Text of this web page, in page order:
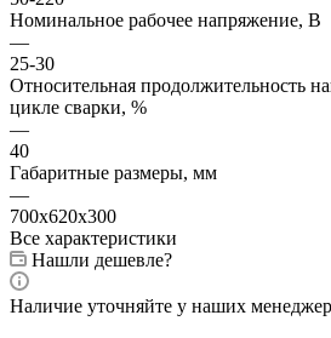
Номинальное рабочее напряжение, В
—
25-30
Относительная продолжительность
цикле сварки, %
—
40
Габаритные размеры, мм
—
700х620х300
Все характеристики
Нашли дешевле?
Наличие уточняйте у наших